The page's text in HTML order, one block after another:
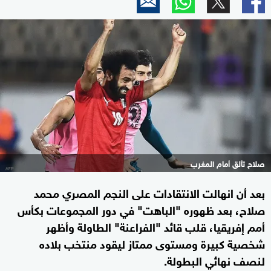
صلاح تألق أمام المغرب
بعد أن انهالت الانتقادات على النجم المصري محمد
صلاح، بعد ظهوره "الباهت" في دور المجموعات بكأس
أمم إفريقيا، قلب قائد "الفراعنة" الطاولة وأظهر
شخصية كبيرة ومستوى ممتاز ليقود منتخب بلاده
لنصف نهائي البطولة.